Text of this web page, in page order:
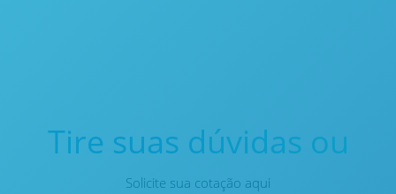
Tire suas dúvidas ou
Solicite sua cotação aqui